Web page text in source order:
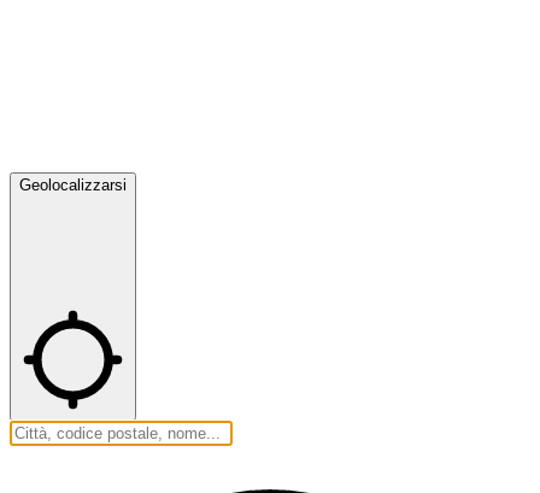
Geolocalizzarsi